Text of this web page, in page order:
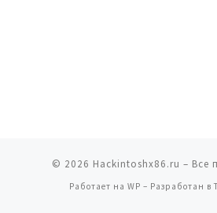
© 2026 Hackintoshx86.ru – Все
Работает на WP – Разработан в